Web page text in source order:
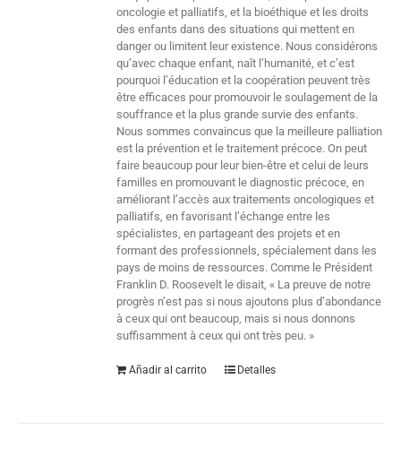
oncologie et palliatifs, et la bioéthique et les droits
des enfants dans des situations qui mettent en
danger ou limitent leur existence. Nous considérons
qu’avec chaque enfant, naît l’humanité, et c’est
pourquoi l’éducation et la coopération peuvent très
être efficaces pour promouvoir le soulagement de la
souffrance et la plus grande survie des enfants.
Nous sommes convaincus que la meilleure palliation
est la prévention et le traitement précoce. On peut
faire beaucoup pour leur bien-être et celui de leurs
familles en promouvant le diagnostic précoce, en
améliorant l’accès aux traitements oncologiques et
palliatifs, en favorisant l’échange entre les
spécialistes, en partageant des projets et en
formant des professionnels, spécialement dans les
pays de moins de ressources. Comme le Président
Franklin D. Roosevelt le disait, « La preuve de notre
progrès n’est pas si nous ajoutons plus d’abondance
à ceux qui ont beaucoup, mais si nous donnons
suffisamment à ceux qui ont très peu. »
Añadir al carrito Detalles